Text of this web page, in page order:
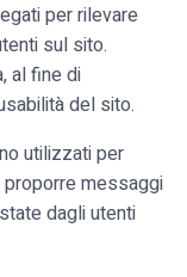
per rilevare
sul sito.
al fine di
del sito.
utilizzati per
messaggi
dagli utenti